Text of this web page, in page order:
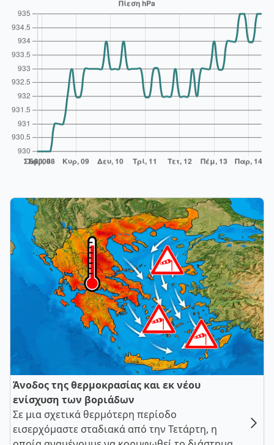
Άνοδος της θερμοκρασίας και εκ νέου
ενίσχυση των βοριάδων
Σε μια σχετικά θερμότερη περίοδο
εισερχόμαστε σταδιακά από την Τετάρτη, η